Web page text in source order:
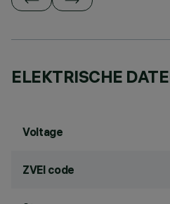
ELEKTRISCHE
Voltage
ZVEI code